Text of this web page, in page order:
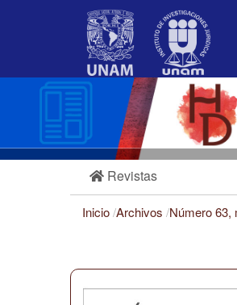
Barra
Revistas
Inicio/Archivos /Número 63,